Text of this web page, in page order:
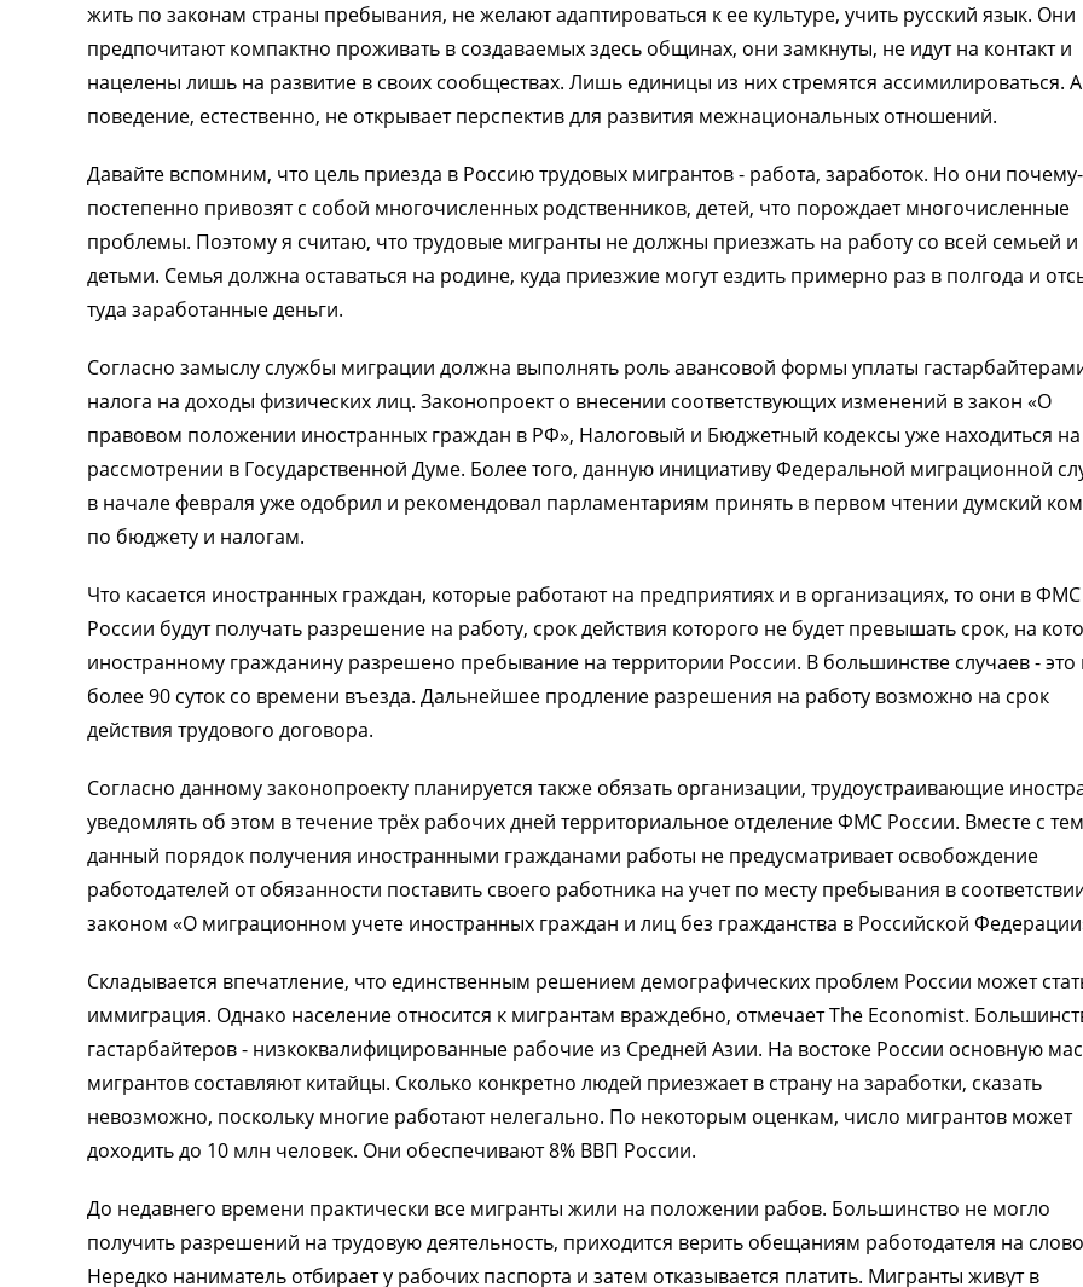
жить по законам страны пребывания, не желают адаптироваться к ее культуре, учить русский язык. Они
предпочитают компактно проживать в создаваемых здесь общинах, они замкнуты, не идут на контакт и
нацелены лишь на развитие в своих сообществах. Лишь единицы из них стремятся ассимилироваться. А
поведение, естественно, не открывает перспектив для развития межнациональных отношений.
Давайте вспомним, что цель приезда в Россию трудовых мигрантов - работа, заработок. Но они
постепенно привозят с собой многочисленных родственников, детей, что порождает многочисленные
проблемы. Поэтому я считаю, что трудовые мигранты не должны приезжать на работу со всей семьей и
детьми. Семья должна оставаться на родине, куда приезжие могут ездить примерно раз в полгода и
туда заработанные деньги.
Согласно замыслу службы миграции должна выполнять роль авансовой формы уплаты
налога на доходы физических лиц. Законопроект о внесении соответствующих изменений в закон «О
правовом положении иностранных граждан в РФ», Налоговый и Бюджетный кодексы уже находиться на
рассмотрении в Государственной Думе. Более того, данную инициативу Федеральной миграционной
в начале февраля уже одобрил и рекомендовал парламентариям принять в первом чтении думский
по бюджету и налогам.
Что касается иностранных граждан, которые работают на предприятиях и в организациях, то они в ФМС
России будут получать разрешение на работу, срок действия которого не будет превышать срок, на
иностранному гражданину разрешено пребывание на территории России. В большинстве случаев - это
более 90 суток со времени въезда. Дальнейшее продление разрешения на работу возможно на срок
действия трудового договора.
Согласно данному законопроекту планируется также обязать организации, трудоустраивающие
уведомлять об этом в течение трёх рабочих дней территориальное отделение ФМС России. Вместе с
данный порядок получения иностранными гражданами работы не предусматривает освобождение
работодателей от обязанности поставить своего работника на учет по месту пребывания в
законом «О миграционном учете иностранных граждан и лиц без гражданства в Российской
Складывается впечатление, что единственным решением демографических проблем России может
иммиграция. Однако население относится к мигрантам враждебно, отмечает The Economist.
гастарбайтеров - низкоквалифицированные рабочие из Средней Азии. На востоке России основную
мигрантов составляют китайцы. Сколько конкретно людей приезжает в страну на заработки, сказать
невозможно, поскольку многие работают нелегально. По некоторым оценкам, число мигрантов может
доходить до 10 млн человек. Они обеспечивают 8% ВВП России.
До недавнего времени практически все мигранты жили на положении рабов. Большинство не могло
получить разрешений на трудовую деятельность, приходится верить обещаниям работодателя на
Нередко наниматель отбирает у рабочих паспорта и затем отказывается платить. Мигранты живут в